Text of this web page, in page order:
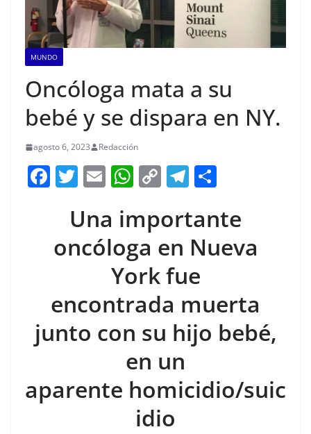
MUNDO
Oncóloga mata a su
bebé y se dispara en NY.
agosto 6, 2023 Redacción
F
e
b
o
k
T
itt
er
E
ai
l
W
at
s
A
p
p
C
p
y
Li
n
k
T
e
gr
a
m
ar
e
Una importante
oncóloga en Nueva
York fue
encontrada muerta
junto con su hijo bebé,
en un
aparente homicidio/suic
idio